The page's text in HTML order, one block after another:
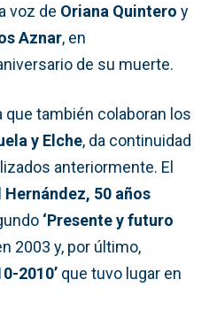
voz de Oriana Quintero y
Aznar, en
de su muerte.
que también colaboran los
y Elche, da continuidad
anteriormente. El
Hernández, 50 años
‘Presente y futuro
2003 y, por último,
2010’ que tuvo lugar en